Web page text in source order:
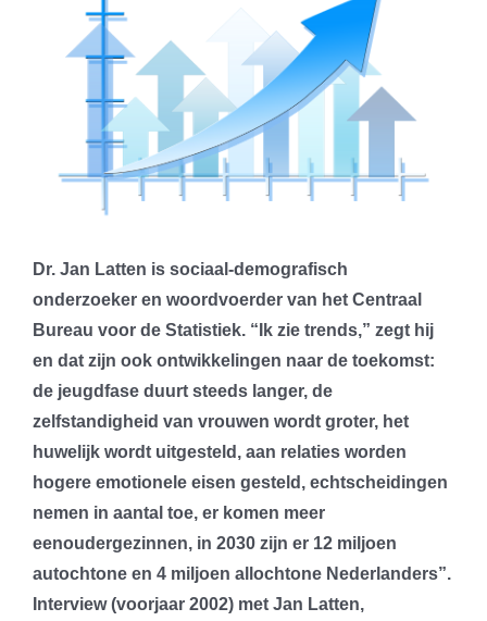
Dr. Jan Latten is sociaal-demografisch
onderzoeker en woordvoerder van het Centraal
Bureau voor de Statistiek. “Ik zie trends,” zegt hij
en dat zijn ook ontwikkelingen naar de toekomst:
de jeugdfase duurt steeds langer, de
zelfstandigheid van vrouwen wordt groter, het
huwelijk wordt uitgesteld, aan relaties worden
hogere emotionele eisen gesteld, echtscheidingen
nemen in aantal toe, er komen meer
eenoudergezinnen, in 2030 zijn er 12 miljoen
autochtone en 4 miljoen allochtone Nederlanders”.
Interview (voorjaar 2002) met Jan Latten,